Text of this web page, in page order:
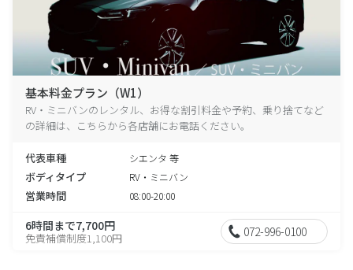
基本料金プラン（W1）
RV・ミニバンのレンタル、お得な割引料金や予約、乗り捨てなど
の詳細は、こちらから各店舗にお電話ください。
代表車種 シエンタ 等
ボディタイプ RV・ミニバン
営業時間 08:00-20:00
6時間まで7,700円
免責補償制度1,100円 072-996-0100